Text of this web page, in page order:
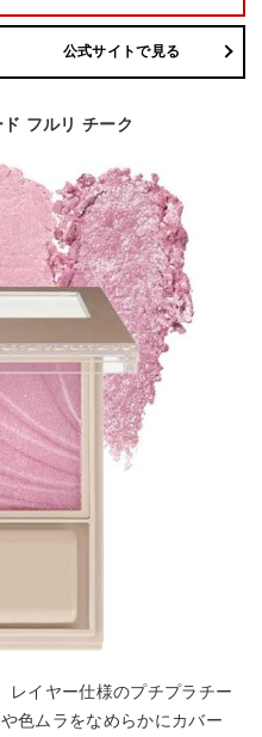
公式サイトで見る
フルリ チーク
レイヤー仕様のプチプラチー
色ムラをなめらかにカバー